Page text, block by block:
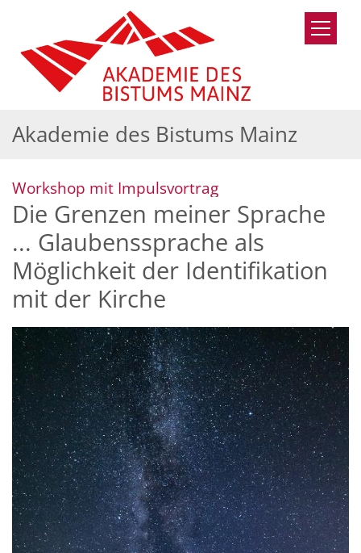
Zum Inhalt springen
Akademie des Bistums Mainz
Workshop mit Impulsvortrag:
Die Grenzen meiner Sprache
... Glaubenssprache als
Möglichkeit der Identifikation
mit der Kirche